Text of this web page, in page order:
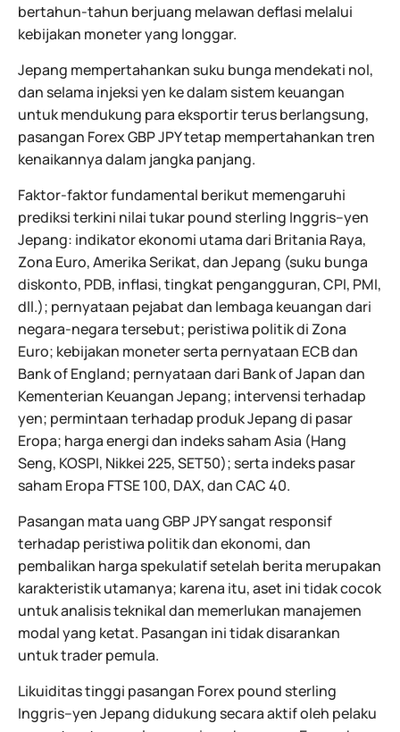
bertahun-tahun berjuang melawan deflasi melalui
kebijakan moneter yang longgar.
Jepang mempertahankan suku bunga mendekati nol,
dan selama injeksi yen ke dalam sistem keuangan
untuk mendukung para eksportir terus berlangsung,
pasangan Forex GBP JPY tetap mempertahankan tren
kenaikannya dalam jangka panjang.
Faktor-faktor fundamental berikut memengaruhi
prediksi terkini nilai tukar pound sterling Inggris–yen
Jepang: indikator ekonomi utama dari Britania Raya,
Zona Euro, Amerika Serikat, dan Jepang (suku bunga
diskonto, PDB, inflasi, tingkat pengangguran, CPI, PMI,
dll.); pernyataan pejabat dan lembaga keuangan dari
negara-negara tersebut; peristiwa politik di Zona
Euro; kebijakan moneter serta pernyataan ECB dan
Bank of England; pernyataan dari Bank of Japan dan
Kementerian Keuangan Jepang; intervensi terhadap
yen; permintaan terhadap produk Jepang di pasar
Eropa; harga energi dan indeks saham Asia (Hang
Seng, KOSPI, Nikkei 225, SET50); serta indeks pasar
saham Eropa FTSE 100, DAX, dan CAC 40.
Pasangan mata uang GBP JPY sangat responsif
terhadap peristiwa politik dan ekonomi, dan
pembalikan harga spekulatif setelah berita merupakan
karakteristik utamanya; karena itu, aset ini tidak cocok
untuk analisis teknikal dan memerlukan manajemen
modal yang ketat. Pasangan ini tidak disarankan
untuk trader pemula.
Likuiditas tinggi pasangan Forex pound sterling
Inggris–yen Jepang didukung secara aktif oleh pelaku